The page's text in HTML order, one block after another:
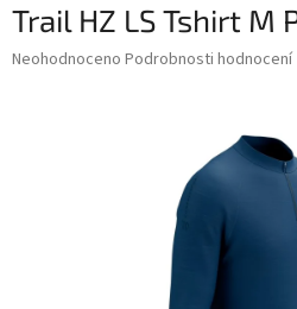
Trail HZ LS Tshirt M
Průměrné
Neohodnoceno Podrobnosti hodnocení